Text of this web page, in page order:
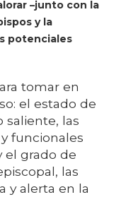
–junto con la
y la
potenciales
tomar en
el estado de
saliente, las
funcionales
el grado de
las
y alerta en la